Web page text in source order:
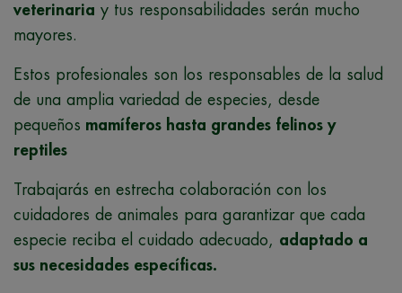
veterinaria y tus responsabilidades serán mucho
mayores.
Estos profesionales son los responsables de la salud
de una amplia variedad de especies, desde
pequeños mamíferos hasta grandes felinos y
reptiles
Trabajarás en estrecha colaboración con los
cuidadores de animales para garantizar que cada
especie reciba el cuidado adecuado, adaptado a
sus necesidades específicas.